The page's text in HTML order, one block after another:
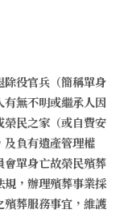
役官兵（簡稱單身
無不明或繼承人因
民之家（或自費安
及負有遺產管理權
單身亡故榮民殯葬
，辦理殯葬事業採
葬服務事宜，維護